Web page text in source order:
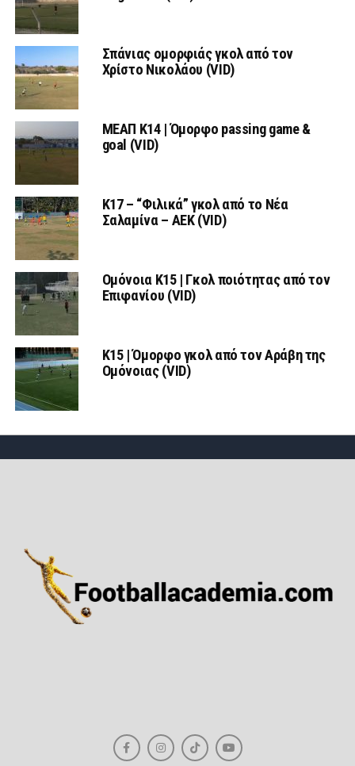
Σπάνιας ομορφιάς γκολ από τον
Χρίστο Νικολάου (VID)
ΜΕΑΠ Κ14 | Όμορφο passing game &
goal (VID)
K17 – “Φιλικά” γκολ από το Νέα
Σαλαμίνα – ΑΕΚ (VID)
Ομόνοια Κ15 | Γκολ ποιότητας από τον
Επιφανίου (VID)
Κ15 | Όμορφο γκολ από τον Αράβη της
Ομόνοιας (VID)